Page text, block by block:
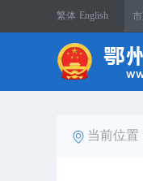
繁体 English
当前位置